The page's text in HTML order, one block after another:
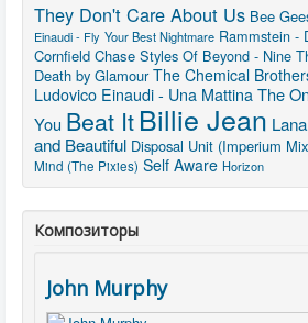
They Don't Care About Us Bee
Einaudi - Fly Your Best Nightmare Rammstein -
Cornfield Chase Styles Of Beyond - Nine
Death by Glamour The Chemical
Ludovico Einaudi - Una Mattina The
You Beat ItBillie Jean
and Beautiful Disposal Unit (Imperium
Mind (The Pixies) Self Aware Horizon
Композиторы
John Murphy